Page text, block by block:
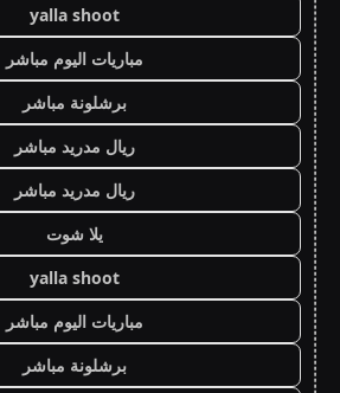
yalla shoot
مباريات اليوم مباشر
برشلونة مباشر
ريال مدريد مباشر
ريال مدريد مباشر
يلا شوت
yalla shoot
مباريات اليوم مباشر
برشلونة مباشر